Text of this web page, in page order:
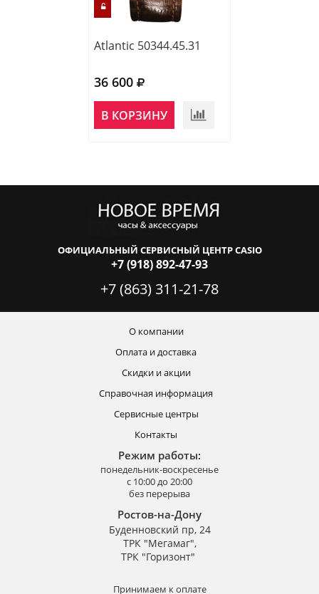
Atlantic 50344.45.31
36 600
В КОРЗИНУ
ОФИЦИАЛЬНЫЙ СЕРВИСНЫЙ ЦЕНТР CASIO
+7 (918) 892-47-93
+7 (863) 311-21-78
О компании
Оплата и доставка
Скидки и акции
Справочная информация
Сервисные центры
Контакты
Режим работы:
понедельник-воскресенье
с 10:00 до 20:00
без перерыва
Ростов-на-Дону
Буденновский пр, 24
ТРК "Мегамаг",
ТРК "Горизонт"
Принимаем к оплате